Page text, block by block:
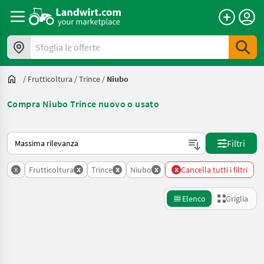
Sfoglia le offerte
/ Frutticoltura /Trince / Niubo
Compra Niubo Trince nuovo o usato
Ecco come viene ordinato su Landwirt.com
Filtri
x Frutticoltura x Trince x Niubo x x Cancella tutti i filtri
Elenco Griglia